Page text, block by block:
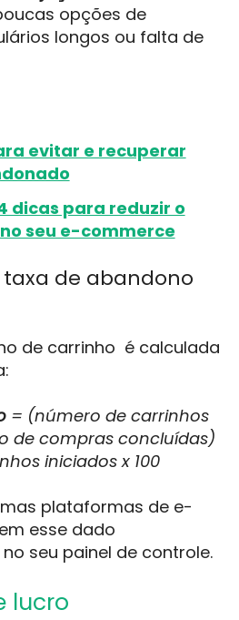
opções de
longos ou falta de
evitar e recuperar
dicas para reduzir o
seu e-commerce
de abandono
de carrinho é calculada
= (número de carrinhos
de compras concluídas)
iniciados x 100
plataformas de e-
esse dado
seu painel de controle.
lucro